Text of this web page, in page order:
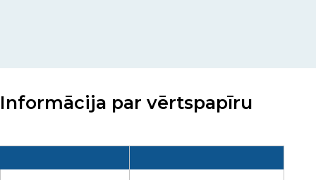
Informācija par vērtspapīru